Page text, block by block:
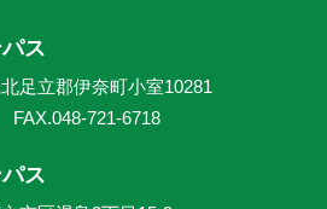
ス
足立郡伊奈町小室10281
FAX.048-721-6718
ス